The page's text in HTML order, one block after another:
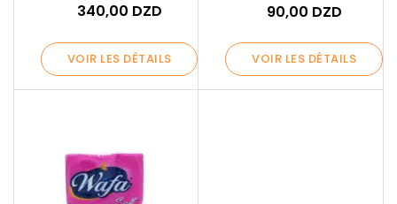
340,00 DZD
VOIR LES DÉTAILS
90,00 DZD
VOIR LES DÉTAILS